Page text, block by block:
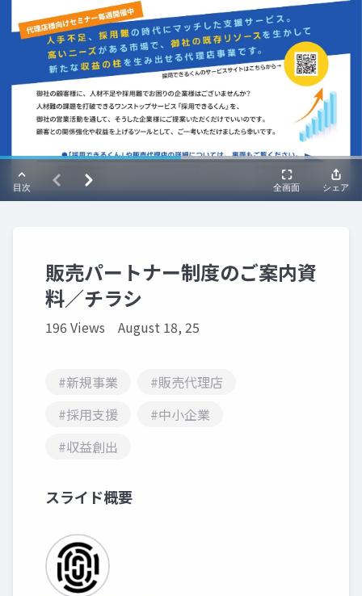
販売パートナー制度のご案内資
料／チラシ
196 Views August 18, 25
#新規事業
#販売代理店
#採用支援
#中小企業
#収益創出
スライド概要